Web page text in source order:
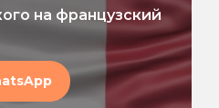
на французский